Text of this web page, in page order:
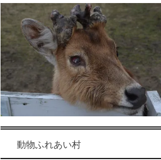
動物ふれあい村